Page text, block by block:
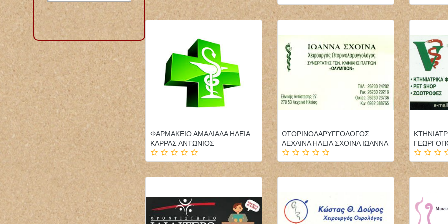
ΦΑΡΜΑΚΕΙΟ ΑΜΑΛΙΑΔΑ ΗΛΕΙΑ
ΚΑΡΡΑΣ ΑΝΤΩΝΙΟΣ
ΩΤΟΡΙΝΟΛΑΡΥΓΓΟΛΟΓΟΣ
ΛΕΧΑΙΝΑ ΗΛΕΙΑ ΣΧΟΙΝΑ ΙΩΑΝΝΑ
ΦΥΣΙΚΟΘΕΡΑΠΕΥΤΗΣ
ΦΥΣΙΚΟΘΕΡΑΠΕΙΑ
PHYSIOACTIVE
ΠΟΛΥΓΥΡΟΣ ΧΑΛΚΙΔΙΚΗ
ΤΣΙΑΡΑΣ ΚΩΝΣΤΑΝΤΙΝΟΣ
ΠΑΙΔΙΑΤΡΟΣ ΕΠΙΣΚΕΨΕΙΣ
ΚΑΤ'ΟΙΚΟΝ ΤΗΝΟΣ
ΠΑΓΩΝΗΣ ΙΩΑΝΝΗΣ